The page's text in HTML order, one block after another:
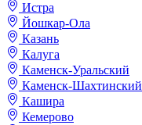
Истра
Йошкар-Ола
Казань
Калуга
Каменск-Уральский
Каменск-Шахтинский
Кашира
Кемерово